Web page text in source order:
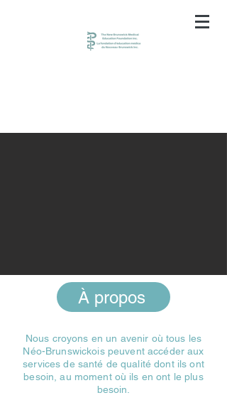
À propos
Nous croyons en un avenir où tous les
Néo-Brunswickois peuvent accéder aux
services de santé de qualité dont ils ont
besoin, au moment où ils en ont le plus
besoin.